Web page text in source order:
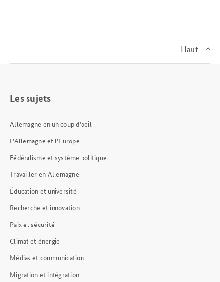
Haut
Les sujets
Allemagne en un coup d’oeil
L’Allemagne et l’Europe
Fédéralisme et système politique
Travailler en Allemagne
Éducation et université
Recherche et innovation
Paix et sécurité
Climat et énergie
Médias et communication
Migration et intégration